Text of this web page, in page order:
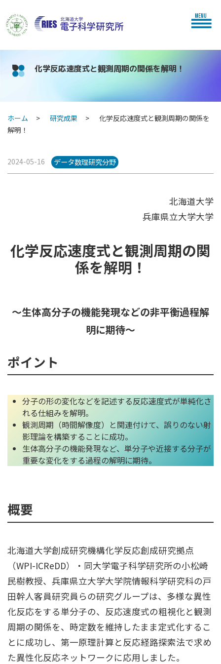
MENU
化学反応速度式と観測周期の関係を解明！
ホーム 研究成果
化学反応速度式と観測周期の関係を
解明！
2024-05-16 データ数理研究分野
北海道⼤学
兵庫県⽴⼤学⼤学
化学反応速度式と観測周期の関
係を解明！
～⽣体⾼分⼦の機能発現などの⾮平衡過程解
明に期待～
ポイント
分⼦の形の変化などを記述する反応速度式が単純化さ
れる仕組みを解明。
観測周期（時間解像度）と関連付けて、誤りのない射
影理論を構築することに成功。
⽣体⾼分⼦の機能発現など、単分⼦や近接する分⼦が
重要な変化をする過程の解明に期待。
概要
北海道⼤学創成研究機構化学反応創成研究拠点
（WPI-ICReDD）・同⼤学電⼦科学研究所の⼩松崎
⺠樹教授、兵庫県⽴⼤学⼤学院情報科学研究科の⼾
⽥幹⼈客員研究員らの研究グループは、多様な異性
化反応をする単分⼦の、反応速度式の粗視化と観測
周期の関係を、時定数を維持したまま定式化するこ
とに成功し、第⼀原理計算と反応経路探索法で求め
た異性化反応ネットワークに応⽤しました。